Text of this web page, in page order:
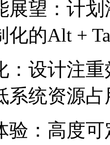
望：计划
化的Alt +
设计注重
系统资源占
：高度可